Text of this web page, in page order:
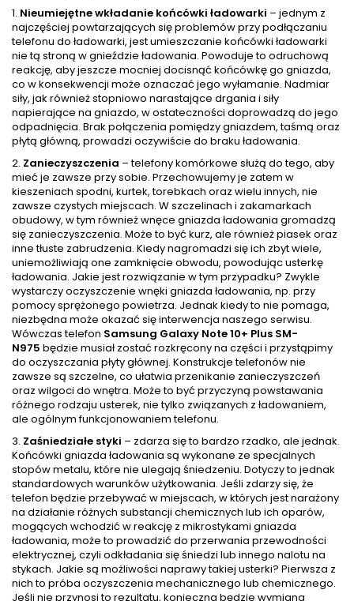
1. Nieumiejętne wkładanie końcówki ładowarki – jednym z
najczęściej powtarzających się problemów przy podłączaniu
telefonu do ładowarki, jest umieszczanie końcówki ładowarki
nie tą stroną w gnieździe ładowania. Powoduje to odruchową
reakcję, aby jeszcze mocniej docisnąć końcówkę go gniazda,
co w konsekwencji może oznaczać jego wyłamanie. Nadmiar
siły, jak również stopniowo narastające drgania i siły
napierające na gniazdo, w ostateczności doprowadzą do jego
odpadnięcia. Brak połączenia pomiędzy gniazdem, taśmą oraz
płytą główną, prowadzi oczywiście do braku ładowania.
2. Zanieczyszczenia – telefony komórkowe służą do tego, aby
mieć je zawsze przy sobie. Przechowujemy je zatem w
kieszeniach spodni, kurtek, torebkach oraz wielu innych, nie
zawsze czystych miejscach. W szczelinach i zakamarkach
obudowy, w tym również wnęce gniazda ładowania gromadzą
się zanieczyszczenia. Może to być kurz, ale również piasek oraz
inne tłuste zabrudzenia. Kiedy nagromadzi się ich zbyt wiele,
uniemożliwiają one zamknięcie obwodu, powodując usterkę
ładowania. Jakie jest rozwiązanie w tym przypadku? Zwykle
wystarczy oczyszczenie wnęki gniazda ładowania, np. przy
pomocy sprężonego powietrza. Jednak kiedy to nie pomaga,
niezbędna może okazać się interwencja naszego serwisu.
Wówczas telefon Samsung Galaxy Note 10+ Plus SM-
N975 będzie musiał zostać rozkręcony na części i przystąpimy
do oczyszczania płyty głównej. Konstrukcje telefonów nie
zawsze są szczelne, co ułatwia przenikanie zanieczyszczeń
oraz wilgoci do wnętra. Może to być przyczyną powstawania
różnego rodzaju usterek, nie tylko związanych z ładowaniem,
ale ogólnym funkcjonowaniem telefonu.
3. Zaśniedziałe styki – zdarza się to bardzo rzadko, ale jednak.
Końcówki gniazda ładowania są wykonane ze specjalnych
stopów metalu, które nie ulegają śniedzeniu. Dotyczy to jednak
standardowych warunków użytkowania. Jeśli zdarzy się, że
telefon będzie przebywać w miejscach, w których jest narażony
na działanie różnych substancji chemicznych lub ich oparów,
mogących wchodzić w reakcję z mikrostykami gniazda
ładowania, może to prowadzić do przerwania przewodności
elektrycznej, czyli odkładania się śniedzi lub innego nalotu na
stykach. Jakie są możliwości naprawy takiej usterki? Pierwsza z
nich to próba oczyszczenia mechanicznego lub chemicznego.
Jeśli nie przynosi to rezultatu, konieczna będzie wymiana